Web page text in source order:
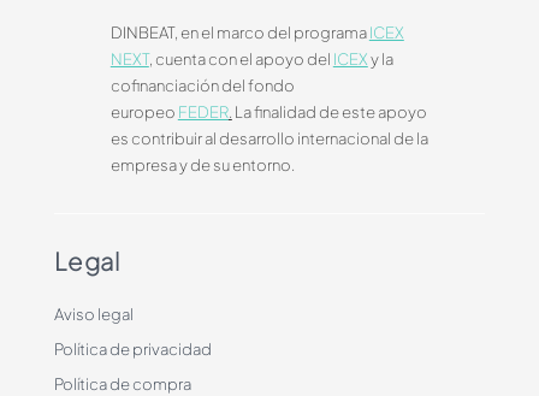
DINBEAT, en el marco del programaICEX
NEXT, cuenta con el apoyo del ICEXy la
cofinanciación del fondo
europeo FEDER. La finalidad de este apoyo
es contribuir al desarrollo internacional de la
empresa y de su entorno.
Legal
Aviso legal
Política de privacidad
Política de compra